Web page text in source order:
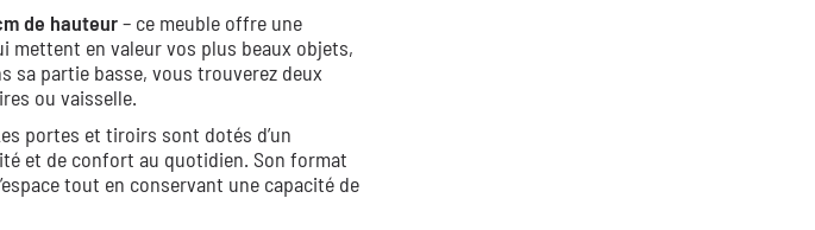
de hauteur– ce meuble offre une
mettent en valeur vos plus beaux objets,
sa partie basse, vous trouverez deux
ou vaisselle.
portes et tiroirs sont dotés d’un
et de confort au quotidien. Son format
tout en conservant une capacité de